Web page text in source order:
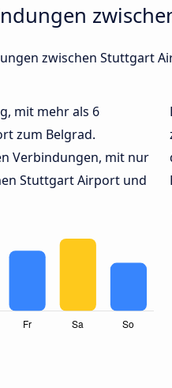
zwischen Stuttgart
mit mehr als 6
zum Belgrad.
Verbindungen, mit nur
Stuttgart Airport und